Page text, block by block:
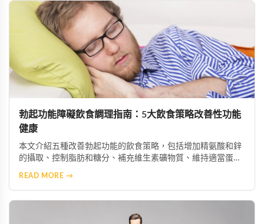
勃起功能障礙飲食調理指南：5大飲食策略改善性功能
健康
本文介紹五種改善勃起功能的飲食策略，包括增加精氨酸和鋅
的攝取、控制脂肪和糖分、補充維生素礦物質、維持適當蛋白
READ MORE →